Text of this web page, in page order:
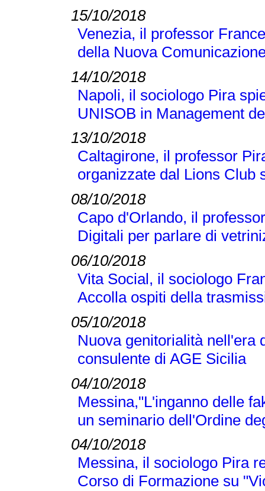
15/10/2018
Venezia, il professor
della Nuova
14/10/2018
Napoli, il sociologo Pira
UNISOB in Management
13/10/2018
Caltagirone, il professor
organizzate dal Lions Club
08/10/2018
Capo d'Orlando, il
Digitali per parlare di
06/10/2018
Vita Social, il sociologo
Accolla ospiti della
05/10/2018
Nuova genitorialità nell'era
consulente di AGE Sicilia
04/10/2018
Messina,"L'inganno delle
un seminario dell'Ordine
04/10/2018
Messina, il sociologo Pira
Corso di Formazione su